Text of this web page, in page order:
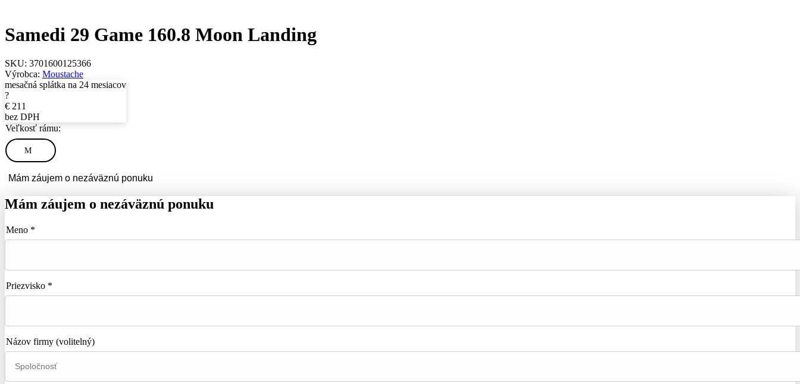
Samedi 29 Game 160.8 Moon Landing
SKU: 3701600125366
Výrobca: Moustache
mesačná splátka na 24 mesiacov
?
€ 211
bez DPH
Veľkosť rámu:
M
Mám záujem o nezáväznú ponuku
Mám záujem o nezáväznú ponuku
Meno *
Priezvisko *
Názov firmy (volitelný)